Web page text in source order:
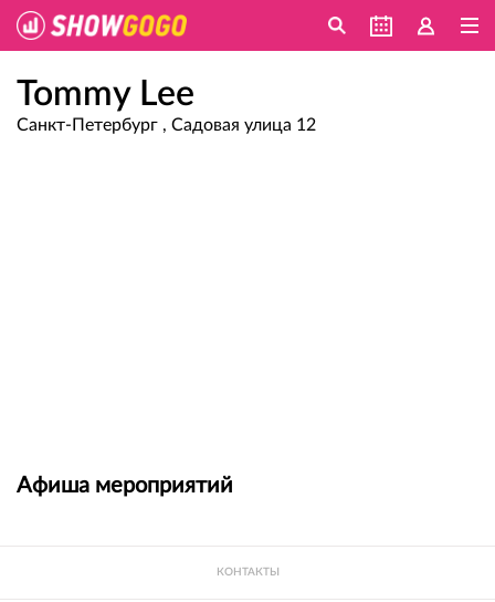
Tommy Lee
Санкт-Петербург , Садовая улица 12
Афиша мероприятий
КОНТАКТЫ